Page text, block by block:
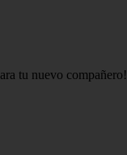
tu nuevo compañero!